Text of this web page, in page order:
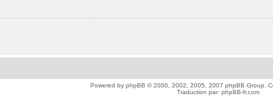
Powered by phpBB © 2000, 2002, 2005, 2007 phpBB Group.
Traduction par: phpBB-fr.com